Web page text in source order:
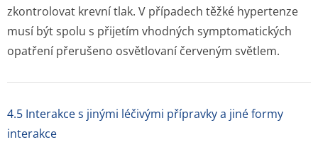
zkontrolovat krevní tlak. V případech těžké hypertenze
musí být spolu s přijetím vhodných symptomatických
opatření přerušeno osvětlovaní červeným světlem.
4.5 Interakce s jinými léčivými přípravky a jiné formy
interakce